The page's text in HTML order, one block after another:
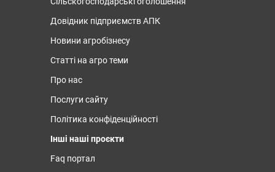
Довідник підприємств АПК
Новини агробізнесу
Статті на агро теми
Про нас
Послуги сайту
Політика конфіденційності
Інші наші проєкти
Faq портал